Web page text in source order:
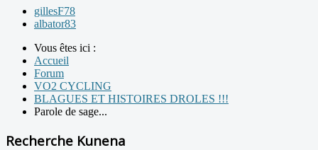
gillesF78
albator83
Vous êtes ici :
Accueil
Forum
VO2 CYCLING
BLAGUES ET HISTOIRES DROLES !!!
Parole de sage...
Recherche Kunena